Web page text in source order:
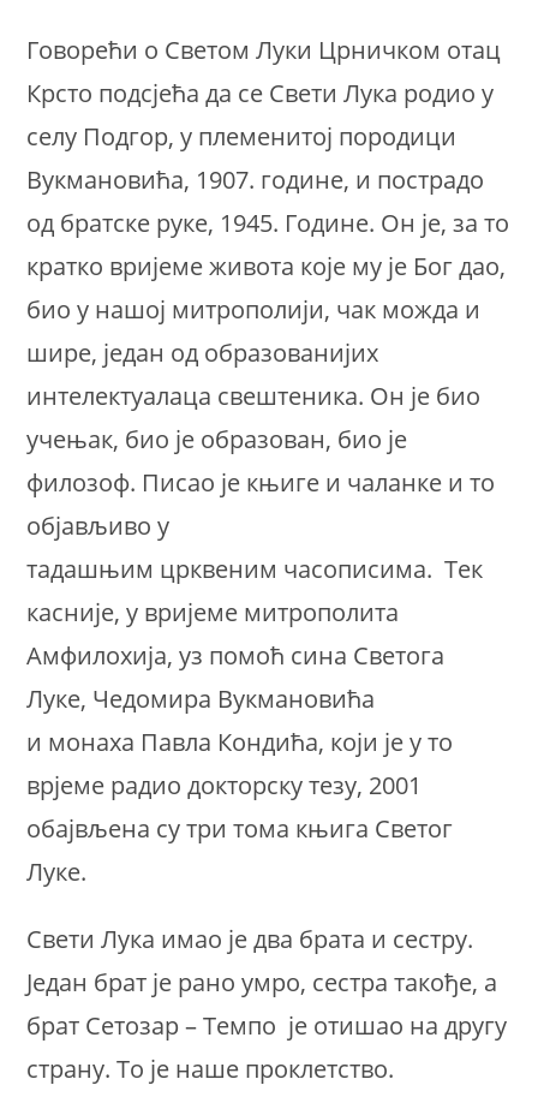
Говорећи о Светом Луки Црничком отац
Крсто подсјећа да се Свети Лука родио у
селу Подгор, у племенитој породици
Вукмановића, 1907. године, и пострадо
од братске руке, 1945. Године. Он је, за то
кратко вријеме живота које му је Бог дао,
био у нашој митрополији, чак можда и
шире, један од образованијих
интелектуалаца свештеника. Он је био
учењак, био је образован, био је
филозоф. Писао је књиге и чаланке и то
објављиво у
тадашњим црквеним часописима. Тек
касније, у вријеме митрополита
Амфилохија, уз помоћ сина Светога
Луке, Чедомира Вукмановића
и монаха Павла Кондића, који је у то
врјеме радио докторску тезу, 2001
обајвљена су три тома књига Светог
Луке.
Свети Лука имао је два брата и сестру.
Један брат је рано умро, сестра такође, а
брат Сетозар – Темпо је отишао на другу
страну. То је наше проклетство.